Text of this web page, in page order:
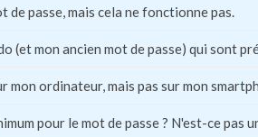
de passe, mais cela ne fonctionne pas.
(et mon ancien mot de passe) qui sont
mon ordinateur, mais pas sur mon
pour le mot de passe ? N'est-ce pas